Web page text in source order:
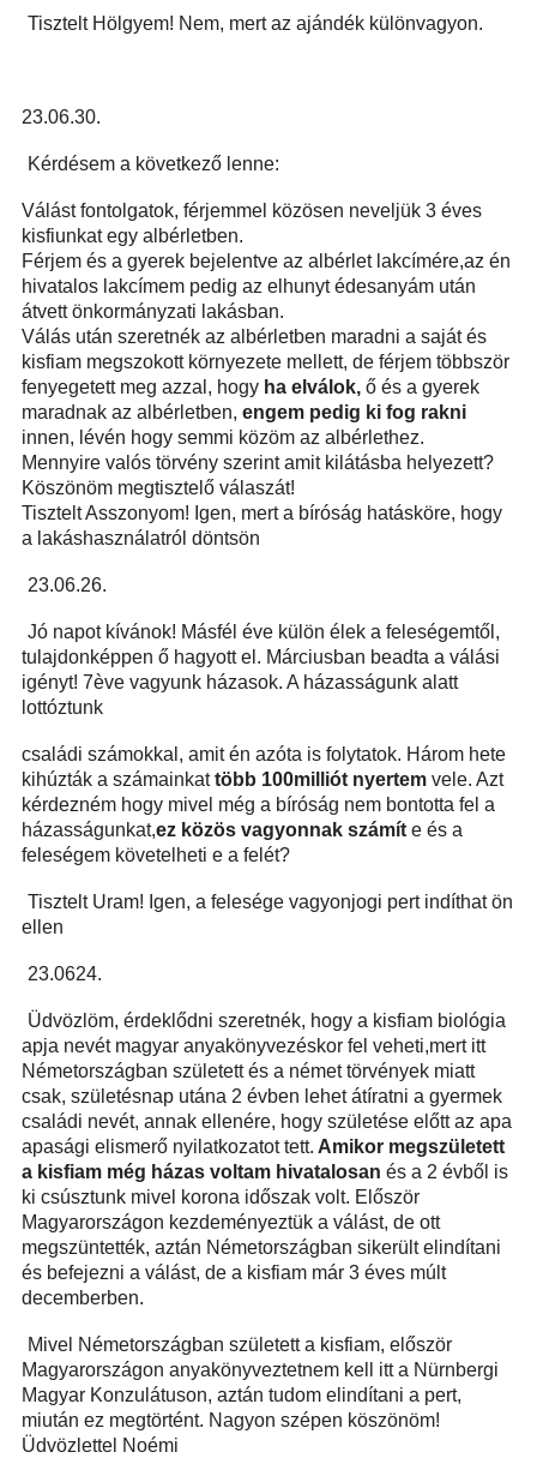
Tisztelt Hölgyem! Nem, mert az ajándék különvagyon.
23.06.30.
Kérdésem a következő lenne:
Válást fontolgatok, férjemmel közösen neveljük 3 éves
kisfiunkat egy albérletben.
Férjem és a gyerek bejelentve az albérlet lakcímére,az én
hivatalos lakcímem pedig az elhunyt édesanyám után
átvett önkormányzati lakásban.
Válás után szeretnék az albérletben maradni a saját és
kisfiam megszokott környezete mellett, de férjem többször
fenyegetett meg azzal, hogy ha elválok, ő és a gyerek
maradnak az albérletben, engem pedig ki fog rakni
innen, lévén hogy semmi közöm az albérlethez.
Mennyire valós törvény szerint amit kilátásba helyezett?
Köszönöm megtisztelő válaszát!
Tisztelt Asszonyom! Igen, mert a bíróság hatásköre, hogy
a lakáshasználatról döntsön
23.06.26.
Jó napot kívánok! Másfél éve külön élek a feleségemtől,
tulajdonképpen ő hagyott el. Márciusban beadta a válási
igényt! 7ève vagyunk házasok. A házasságunk alatt
lottóztunk
családi számokkal, amit én azóta is folytatok. Három hete
kihúzták a számainkattöbb 100milliót nyertem vele. Azt
kérdezném hogy mivel még a bíróság nem bontotta fel a
házasságunkat,ez közös vagyonnak számít e és a
feleségem követelheti e a felét?
Tisztelt Uram! Igen, a felesége vagyonjogi pert indíthat ön
ellen
23.0624.
Üdvözlöm, érdeklődni szeretnék, hogy a kisfiam biológia
apja nevét magyar anyakönyvezéskor fel veheti,mert itt
Németországban született és a német törvények miatt
csak, születésnap utána 2 évben lehet átíratni a gyermek
családi nevét, annak ellenére, hogy születése előtt az apa
apasági elismerő nyilatkozatot tett. Amikor megszületett
a kisfiam még házas voltam hivatalosan és a 2 évből is
ki csúsztunk mivel korona időszak volt. Először
Magyarországon kezdeményeztük a válást, de ott
megszüntették, aztán Németországban sikerült elindítani
és befejezni a válást, de a kisfiam már 3 éves múlt
decemberben.
Mivel Németországban született a kisfiam, először
Magyarországon anyakönyveztetnem kell itt a Nürnbergi
Magyar Konzulátuson, aztán tudom elindítani a pert,
miután ez megtörtént. Nagyon szépen köszönöm!
Üdvözlettel Noémi